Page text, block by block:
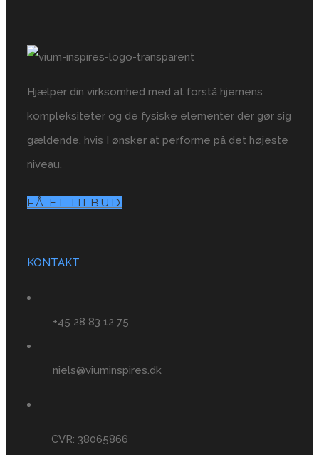
Hjælper din virksomhed med at forstå hjernens
kompleksiteter og de fysiske elementer der gør sig
gældende, hvis I ønsker at performe på det højeste
niveau.
FÅ ET TILBUD
KONTAKT
+45 28 83 12 75
niels@viuminspires.dk
CVR: 38065866